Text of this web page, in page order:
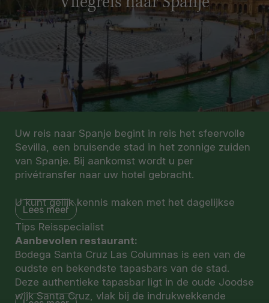
Uw reis naar Spanje begint in reis het sfeervolle
Sevilla, een bruisende stad in het zonnige zuiden
van Spanje. Bij aankomst wordt u per
privétransfer naar uw hotel gebracht.
U kunt gelijk kennis maken met het dagelijkse
leven in de stad. Loop door de smalle straatjes,
langs pleinen en stadsparken. Onderweg ziet u
cafés en restaurants die hun deuren openen voor
de avond. De stad komt langzaam tot leven en u
krijgt al een eerste indruk van wat Sevilla te
bieden heeft. De komende dagen heeft u alle
vrijheid om de stad in uw eigen tempo te
Lees meer
Tips Reisspecialist
Aanbevolen restaurant:
Bodega Santa Cruz Las Columnas is een van de
oudste en bekendste tapasbars van de stad.
Deze authentieke tapasbar ligt in de oude Joodse
wijk Santa Cruz, vlak bij de indrukwekkende